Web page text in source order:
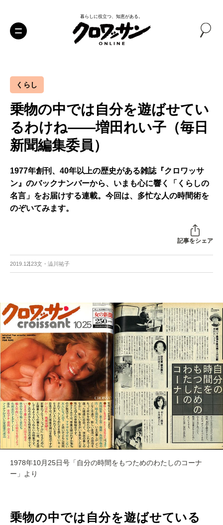
暮らしに役立つ、知恵がある。
くらし
乗物の中では自分を遊ばせてい
るわけね――増田れい子（毎日
新聞編集委員）
1977年創刊、40年以上の歴史がある雑誌『クロワッサ
ン』のバックナンバーから、いまも心に響く「くらしの
名言」をお届けする連載。今回は、多忙な人の時間術を
のぞいてみます。
記事をシェア
2019.12.23文・澁川祐子
1978年10月25日号「自分の時間をもつためのわたしのコーナ
ー」より
乗物の中では自分を遊ばせている